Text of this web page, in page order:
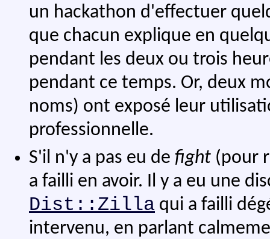
un hackathon d'effectuer
que chacun explique en
pendant les deux ou trois
pendant ce temps. Or, deux
noms) ont exposé leur
professionnelle.
S'il n'y a pas eu de fight (pour
a failli en avoir. Il y a eu une
Dist::Zilla qui a failli
intervenu, en parlant